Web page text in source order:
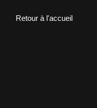
Retour à l'accueil